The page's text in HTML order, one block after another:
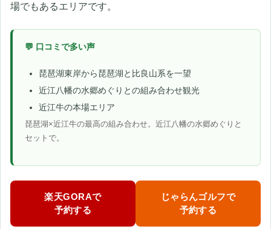
場でもあるエリアです。
💬 口コミで多い声
琵琶湖東岸から琵琶湖と比良山系を一望
近江八幡の水郷めぐりとの組み合わせ観光
近江牛の本場エリア
琵琶湖×近江牛の最高の組み合わせ。近江八幡の水郷めぐりと
セットで。
楽天GORAで
予約する
じゃらんゴルフで
予約する